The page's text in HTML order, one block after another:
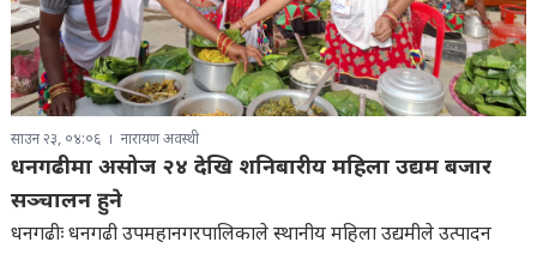
साउन २३, ०४:०६ नारायण अवस्थी
धनगढीमा असोज २४ देखि शनिबारीय महिला उद्यम बजार
सञ्चालन हुने
धनगढीः धनगढी उपमहानगरपालिकाले स्थानीय महिला उद्यमीले उत्पादन